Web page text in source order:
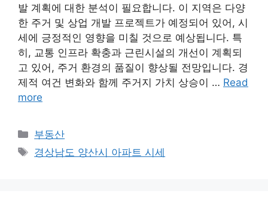
발 계획에 대한 분석이 필요합니다. 이 지역은 다양
한 주거 및 상업 개발 프로젝트가 예정되어 있어, 시
세에 긍정적인 영향을 미칠 것으로 예상됩니다. 특
히, 교통 인프라 확충과 근린시설의 개선이 계획되
고 있어, 주거 환경의 품질이 향상될 전망입니다. 경
제적 여건 변화와 함께 주거지 가치 상승이 … Read
more
Categories
부동산
Tags
경상남도 양산시 아파트 시세